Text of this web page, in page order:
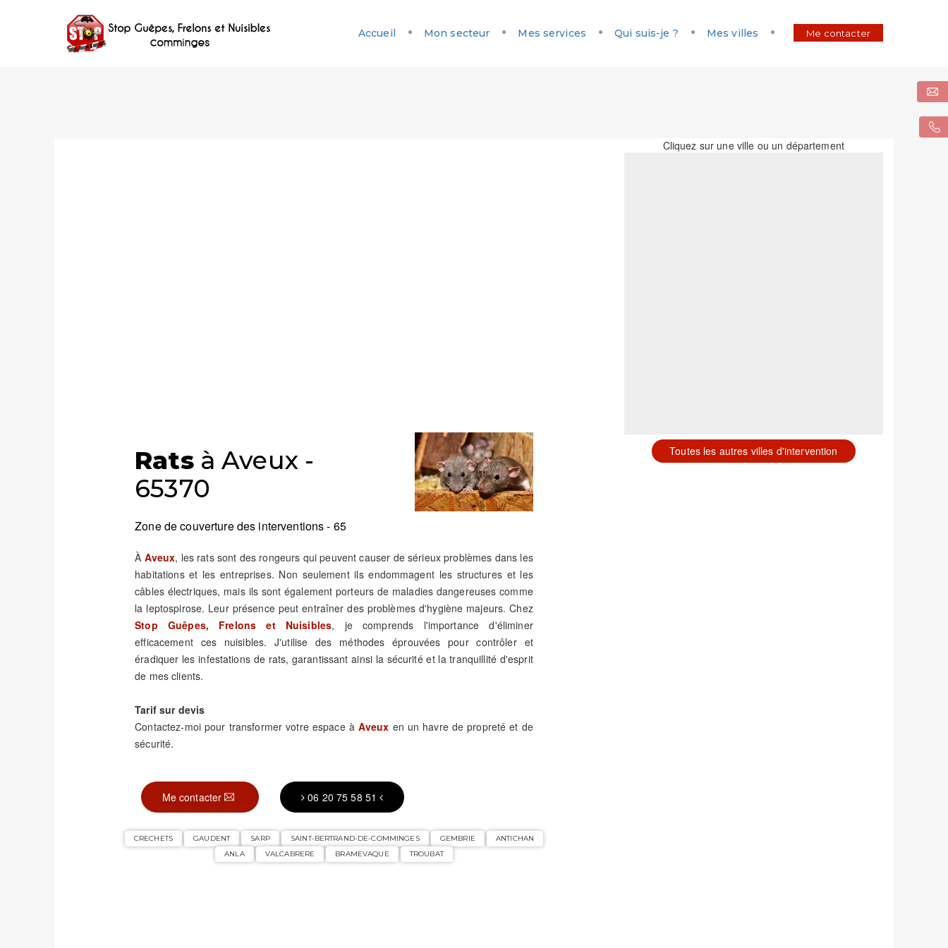
Accueil Mon secteur Mes services Qui suis-je ? Mes villes Me contacter
Ratsà Aveux -
65370
Zone de couverture des interventions - 65
À Aveux, les rats sont des rongeurs qui peuvent causer de sérieux problèmes dans les
habitations et les entreprises. Non seulement ils endommagent les structures et les
câbles électriques, mais ils sont également porteurs de maladies dangereuses comme
la leptospirose. Leur présence peut entraîner des problèmes d'hygiène majeurs. Chez
Stop Guêpes, Frelons et Nuisibles, je comprends l'importance d'éliminer
efficacement ces nuisibles. J'utilise des méthodes éprouvées pour contrôler et
éradiquer les infestations de rats, garantissant ainsi la sécurité et la tranquillité d'esprit
de mes clients.
Tarif sur devis
Contactez-moi pour transformer votre espace à Aveux en un havre de propreté et de
sécurité.
Me contacter 06 20 75 58 51
CRECHETS GAUDENT SARP SAINT-BERTRAND-DE-COMMINGES GEMBRIE
ANTICHAN
ANLA
VALCABRERE BRAMEVAQUE TROUBAT
Cliquez sur une ville ou un département
Toutes les autres villes d'intervention